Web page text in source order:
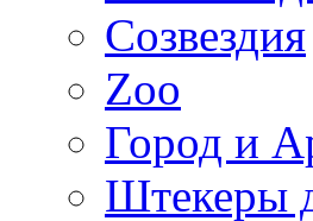
Созвездия
Zoo
Город и
Штекеры